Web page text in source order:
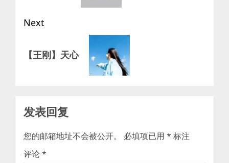
Next
post:
【王刚】天心
发表回复
您的邮箱地址不会被公开。 必填项已用 * 标注
评论*